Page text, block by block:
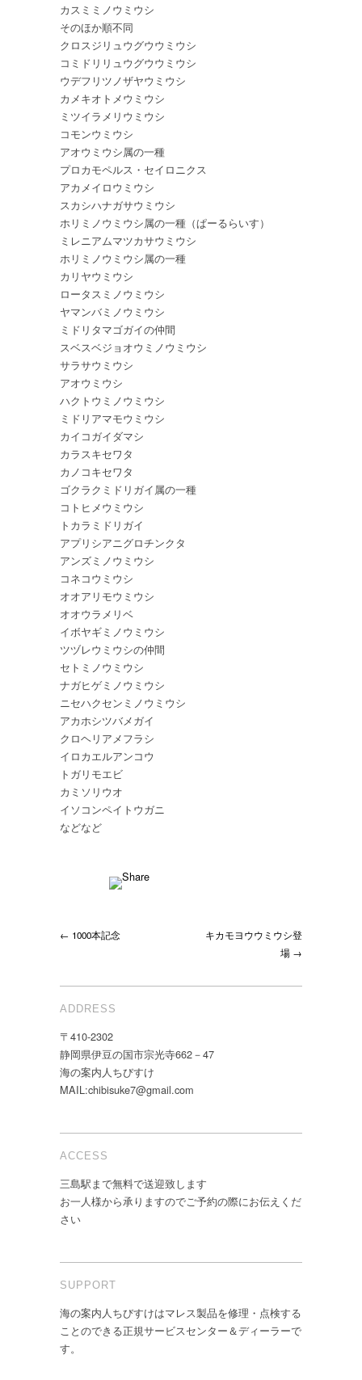
ン
ヨ
ウ
カスミミノウミウシ
そのほか順不同
クロスジリュウグウウミウシ
コミドリリュウグウウミウシ
ウデフリツノザヤウミウシ
カメキオトメウミウシ
ミツイラメリウミウシ
コモンウミウシ
アオウミウシ属の一種
プロカモペルス・セイロニクス
アカメイロウミウシ
スカシハナガサウミウシ
ホリミノウミウシ属の一種（ぱーるらいす）
ミレニアムマツカサウミウシ
ホリミノウミウシ属の一種
カリヤウミウシ
ロータスミノウミウシ
ヤマンバミノウミウシ
ミドリタマゴガイの仲間
スベスベジョオウミノウミウシ
サラサウミウシ
アオウミウシ
ハクトウミノウミウシ
ミドリアマモウミウシ
カイコガイダマシ
カラスキセワタ
カノコキセワタ
ゴクラクミドリガイ属の一種
コトヒメウミウシ
トカラミドリガイ
アプリシアニグロチンクタ
アンズミノウミウシ
コネコウミウシ
オオアリモウミウシ
オオウラメリベ
イボヤギミノウミウシ
ツヅレウミウシの仲間
セトミノウミウシ
ナガヒゲミノウミウシ
ニセハクセンミノウミウシ
アカホシツバメガイ
クロヘリアメフラシ
イロカエルアンコウ
トガリモエビ
カミソリウオ
イソコンペイトウガニ
などなど
← 1000本記念
キカモヨウウミウシ登
場 →
ADDRESS
〒410-2302
静岡県伊豆の国市宗光寺662－47
海の案内人ちびすけ
MAIL:chibisuke7@gmail.com
ACCESS
三島駅まで無料で送迎致します
お一人様から承りますのでご予約の際にお伝えくだ
さい
SUPPORT
海の案内人ちびすけはマレス製品を修理・点検する
ことのできる正規サービスセンター＆ディーラーで
す。